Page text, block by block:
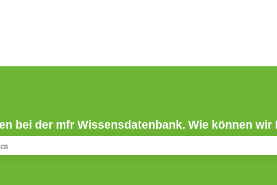
bei der mfr Wissensdatenbank. Wie können wir